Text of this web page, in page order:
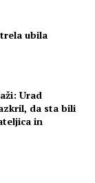
ubila
Urad
da sta bili
in